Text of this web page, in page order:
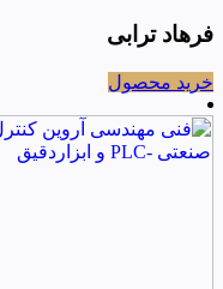
فرهاد ترابی
خرید محصول